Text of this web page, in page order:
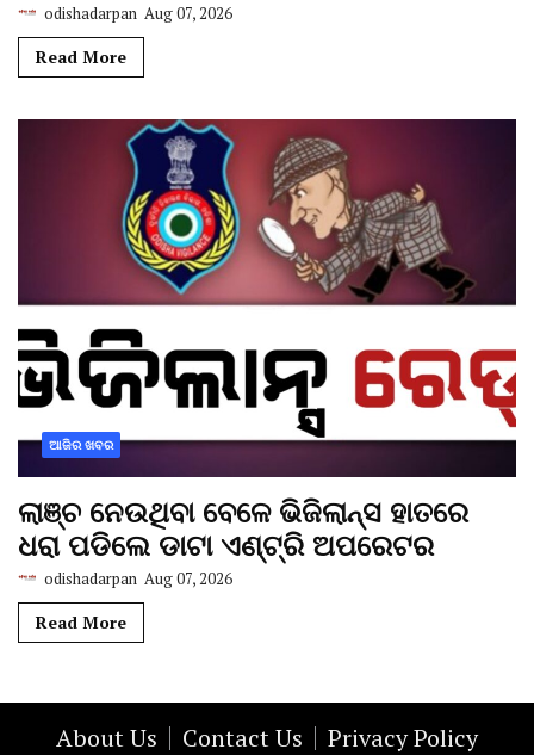
odishadarpan Aug 07, 2026
Read More
ଆଜିର ଖବର
ଲାଞ୍ଚ ନେଉଥିବା ବେଳେ ଭିଜିଲାନ୍ସ ହାତରେ
ଧରା ପଡିଲେ ଡାଟା ଏଣ୍ଟ୍ରି ଅପରେଟର
odishadarpan Aug 07, 2026
Read More
About Us Contact Us Privacy Policy